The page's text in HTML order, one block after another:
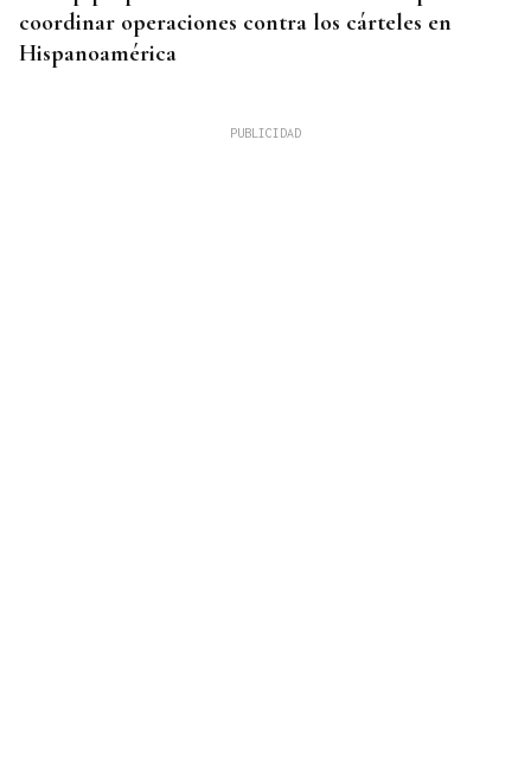
coordinar operaciones contra los cárteles en
Hispanoamérica